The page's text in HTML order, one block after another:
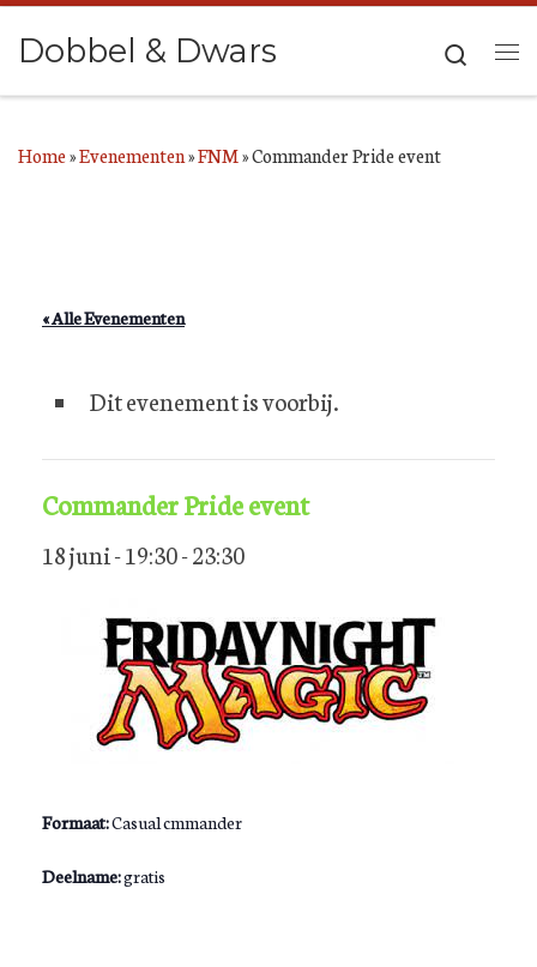
Ga naar inhoud
Dobbel & Dwars
Search
Home»Evenementen»FNM»Commander Pride event
« Alle Evenementen
Dit evenement is voorbij.
Commander Pride event
18 juni - 19:30-23:30
Formaat:Casual cmmander
Deelname:gratis